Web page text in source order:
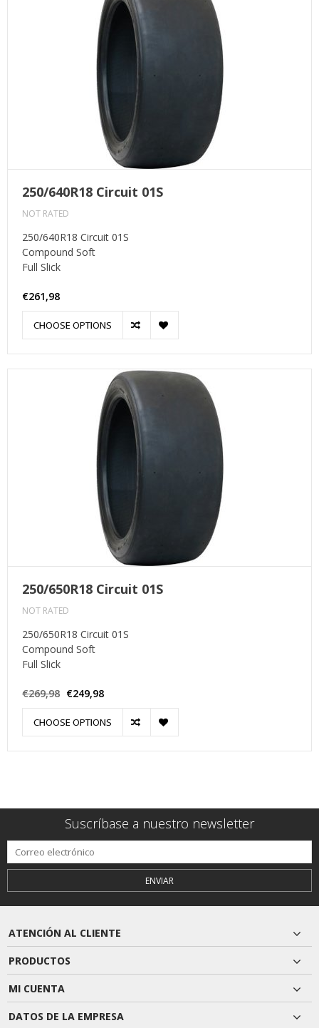
250/640R18 Circuit 01S
NOT RATED
250/640R18 Circuit 01S
Compound Soft
Full Slick
€261,98
CHOOSE OPTIONS
250/650R18 Circuit 01S
NOT RATED
250/650R18 Circuit 01S
Compound Soft
Full Slick
€269,98 €249,98
CHOOSE OPTIONS
Suscríbase a nuestro newsletter
ENVIAR
ATENCIÓN AL CLIENTE
PRODUCTOS
MI CUENTA
DATOS DE LA EMPRESA